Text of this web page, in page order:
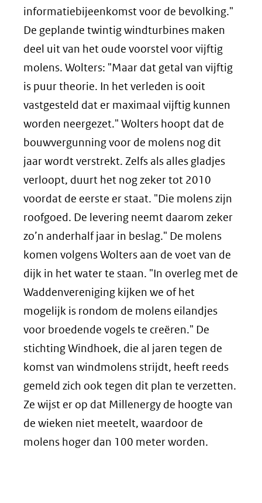
informatiebijeenkomst voor de bevolking."
De geplande twintig windturbines maken
deel uit van het oude voorstel voor vijftig
molens. Wolters: "Maar dat getal van vijftig
is puur theorie. In het verleden is ooit
vastgesteld dat er maximaal vijftig kunnen
worden neergezet." Wolters hoopt dat de
bouwvergunning voor de molens nog dit
jaar wordt verstrekt. Zelfs als alles gladjes
verloopt, duurt het nog zeker tot 2010
voordat de eerste er staat. "Die molens zijn
roofgoed. De levering neemt daarom zeker
zo’n anderhalf jaar in beslag." De molens
komen volgens Wolters aan de voet van de
dijk in het water te staan. "In overleg met de
Waddenvereniging kijken we of het
mogelijk is rondom de molens eilandjes
voor broedende vogels te creëren." De
stichting Windhoek, die al jaren tegen de
komst van windmolens strijdt, heeft reeds
gemeld zich ook tegen dit plan te verzetten.
Ze wijst er op dat Millenergy de hoogte van
de wieken niet meetelt, waardoor de
molens hoger dan 100 meter worden.